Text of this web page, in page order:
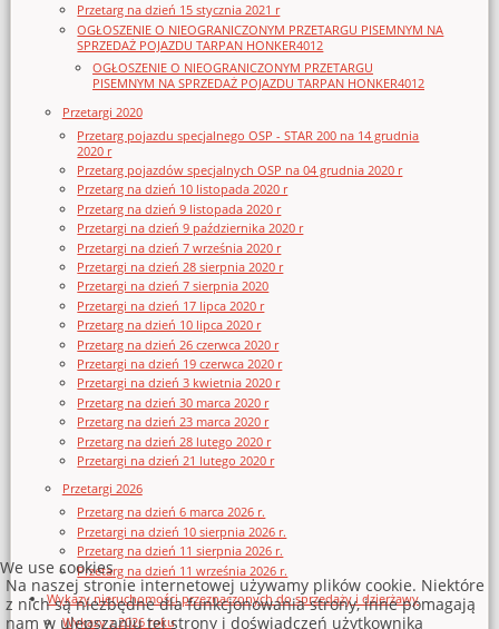
Przetarg na dzień 15 stycznia 2021 r
OGŁOSZENIE O NIEOGRANICZONYM PRZETARGU PISEMNYM NA
SPRZEDAŻ POJAZDU TARPAN HONKER4012
OGŁOSZENIE O NIEOGRANICZONYM PRZETARGU
PISEMNYM NA SPRZEDAŻ POJAZDU TARPAN HONKER4012
Przetargi 2020
Przetarg pojazdu specjalnego OSP - STAR 200 na 14 grudnia
2020 r
Przetarg pojazdów specjalnych OSP na 04 grudnia 2020 r
Przetarg na dzień 10 listopada 2020 r
Przetarg na dzień 9 listopada 2020 r
Przetargi na dzień 9 października 2020 r
Przetargi na dzień 7 września 2020 r
Przetargi na dzień 28 sierpnia 2020 r
Przetargi na dzień 7 sierpnia 2020
Przetargi na dzień 17 lipca 2020 r
Przetarg na dzień 10 lipca 2020 r
Przetarg na dzień 26 czerwca 2020 r
Przetargi na dzień 19 czerwca 2020 r
Przetargi na dzień 3 kwietnia 2020 r
Przetarg na dzień 30 marca 2020 r
Przetarg na dzień 23 marca 2020 r
Przetarg na dzień 28 lutego 2020 r
Przetargi na dzień 21 lutego 2020 r
Przetargi 2026
Przetarg na dzień 6 marca 2026 r.
Przetargi na dzień 10 sierpnia 2026 r.
Przetarg na dzień 11 sierpnia 2026 r.
Przetarg na dzień 11 września 2026 r.
Wykazy nieruchomości przeznaczonych do sprzedaży i dzierżawy
Wykazy z 2026 roku
We use cookies
Na naszej stronie internetowej używamy plików cookie. Niektóre
z nich są niezbędne dla funkcjonowania strony, inne pomagają
nam w ulepszaniu tej strony i doświadczeń użytkownika